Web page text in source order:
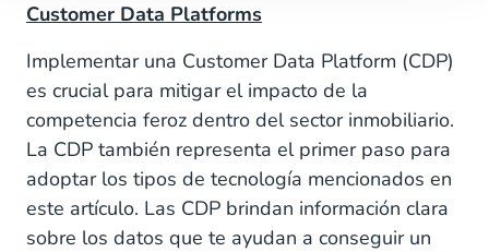
Customer Data Platforms
Implementar una Customer Data Platform (CDP)
es crucial para mitigar el impacto de la
competencia feroz dentro del sector inmobiliario.
La CDP también representa el primer paso para
adoptar los tipos de tecnología mencionados en
este artículo. Las CDP brindan información clara
sobre los datos que te ayudan a conseguir un